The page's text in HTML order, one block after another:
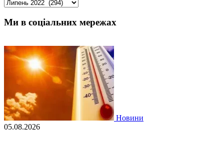
Ми в соціальних мережах
Новини
05.08.2026